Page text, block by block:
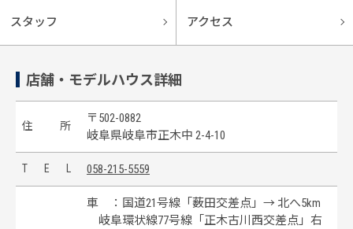
スタッフ アクセス
店舗・モデルハウス詳細
住 所
〒502-0882
岐阜県岐阜市正木中 2-4-10
T E 058-215-5559
車 ：国道21号線「薮田交差点」→ 北へ5km
岐阜環状線77号線「正木古川西交差点」右